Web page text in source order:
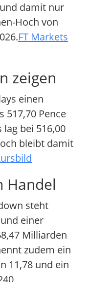
damit nur
Hoch von
FT Markets
zeigen
einen
517,70 Pence
bei 516,00
bleibt damit
Handel
steht
einer
Milliarden
zudem ein
11,78 und ein